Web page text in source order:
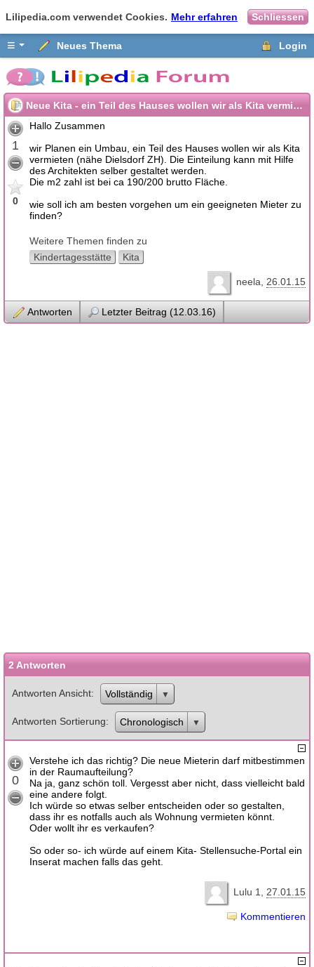
Lilipedia.com verwendet Cookies. Mehr erfahren Schliessen
≡ Neues Thema Login
Neue Kita - ein Teil des Hauses wollen wir als Kita vermieten
1
0
Hallo Zusammen
wir Planen ein Umbau, ein Teil des Hauses wollen wir als Kita
vermieten (nähe Dielsdorf ZH). Die Einteilung kann mit Hilfe
des Architekten selber gestaltet werden.
Die m2 zahl ist bei ca 190/200 brutto Fläche.
wie soll ich am besten vorgehen um ein geeigneten Mieter zu
finden?
Weitere Themen finden zu
Kindertagesstätte
Kita
neela 26.01.15
Antworten Letzter Beitrag (12.03.16)
2 Antworten
Antworten Ansicht Vollständig
Antworten Sortierung Chronologisch
0
Verstehe ich das richtig? Die neue Mieterin darf mitbestimmen
in der Raumaufteilung?
Na ja, ganz schön toll. Vergesst aber nicht, dass vielleicht bald
eine andere folgt.
Ich würde so etwas selber entscheiden oder so gestalten,
dass ihr es notfalls auch als Wohnung vermieten könnt.
Oder wollt ihr es verkaufen?
So oder so- ich würde auf einem Kita- Stellensuche-Portal ein
Inserat machen falls das geht.
Lulu 1 27.01.15
Kommentieren